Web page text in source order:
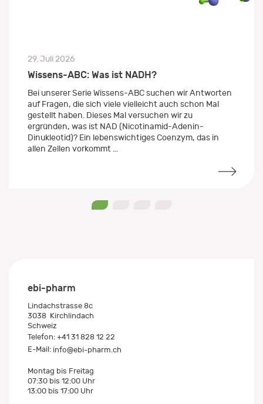
29. Juli 2026
Wissens-ABC: Was ist NADH?
Bei unserer Serie Wissens-ABC suchen wir Antworten
auf Fragen, die sich viele vielleicht auch schon Mal
gestellt haben. Dieses Mal versuchen wir zu
ergründen, was ist NAD (Nicotinamid-Adenin-
Dinukleotid)? Ein lebenswichtiges Coenzym, das in
allen Zellen vorkommt ...
ebi-pharm
Lindachstrasse 8c
3038 Kirchlindach
Schweiz
Telefon: +41 31 828 12 22
E-Mail: info@ebi-pharm.ch
Montag bis Freitag
07:30 bis 12:00 Uhr
13:00 bis 17:00 Uhr